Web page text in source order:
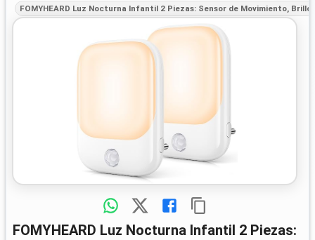
FOMYHEARD Luz Nocturna Infantil 2 Piezas: Sensor de Movimiento,
FOMYHEARD Luz Nocturna Infantil 2 Piezas: